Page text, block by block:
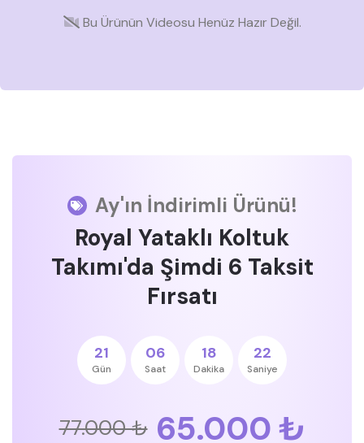
Bu Ürünün Videosu Henüz Hazır Değil.
Ay'ın İndirimli Ürünü!
Royal Yataklı Koltuk
Takımı'da Şimdi 6 Taksit
Fırsatı
21
Gün
06
Saat
18
Dakika
22
Saniye
77.000 ₺ 65.000 ₺